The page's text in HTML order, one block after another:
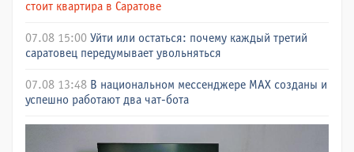
стоит квартира в Саратове
07.08 15:00 Уйти или остаться: почему каждый третий
саратовец передумывает увольняться
07.08 13:48 В национальном мессенджере МАХ созданы и
успешно работают два чат-бота